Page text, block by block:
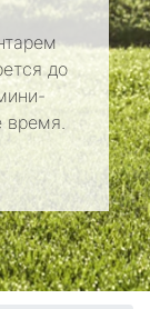
до
время.